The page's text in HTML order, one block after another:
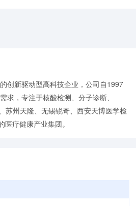
创新驱动型高科技企业，公司自1997
，专注于核酸检测、分子诊断、
苏州天隆、无锡锐奇、西安天博医学检
疗健康产业集团。